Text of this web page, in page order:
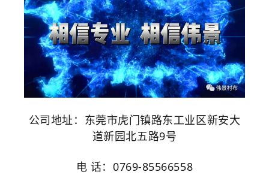
公司地址：东莞市虎门镇路东工业区新安大
道新园北五路9号
电 话：0769-85566558